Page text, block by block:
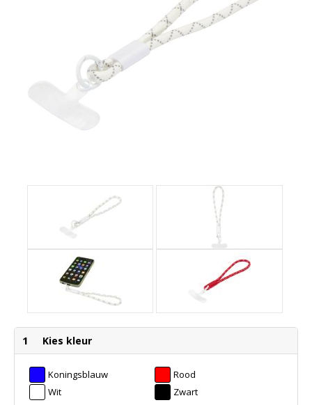
1 Kies kleur
Koningsblauw
Rood
Wit
Zwart